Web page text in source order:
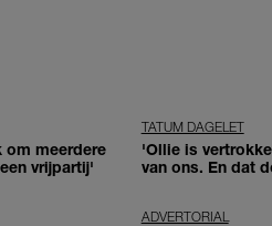
om meerdere
vrijpartij'
TATUM DAGELET
'Ollie is
van ons. En dat
ADVERTORIAL